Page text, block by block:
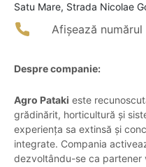
Satu Mare, Strada Nicolae
Afișează
Despre companie:
Agro Pataki este
grădinărit, horticultură și
experiența sa extinsă și
integrate. Compania
dezvoltându-se ca partener